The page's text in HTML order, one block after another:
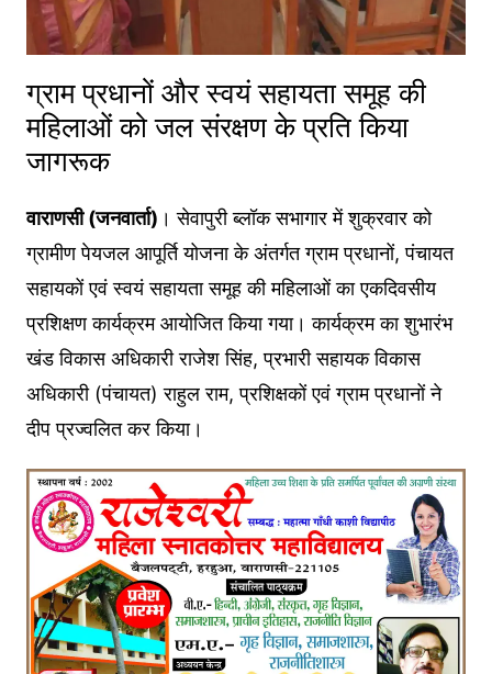
ग्राम प्रधानों और स्वयं सहायता समूह की
महिलाओं को जल संरक्षण के प्रति किया
जागरूक
वाराणसी (जनवार्ता) । सेवापुरी ब्लॉक सभागार में शुक्रवार को
ग्रामीण पेयजल आपूर्ति योजना के अंतर्गत ग्राम प्रधानों, पंचायत
सहायकों एवं स्वयं सहायता समूह की महिलाओं का एकदिवसीय
प्रशिक्षण कार्यक्रम आयोजित किया गया। कार्यक्रम का शुभारंभ
खंड विकास अधिकारी राजेश सिंह, प्रभारी सहायक विकास
अधिकारी (पंचायत) राहुल राम, प्रशिक्षकों एवं ग्राम प्रधानों ने
दीप प्रज्वलित कर किया।